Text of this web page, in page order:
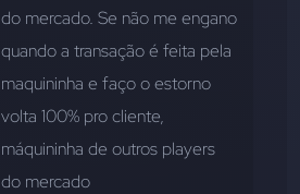
do mercado. Se não me engano
quando a transação é feita pela
maquininha e faço o estorno
volta 100% pro cliente,
máquininha de outros players
do mercado